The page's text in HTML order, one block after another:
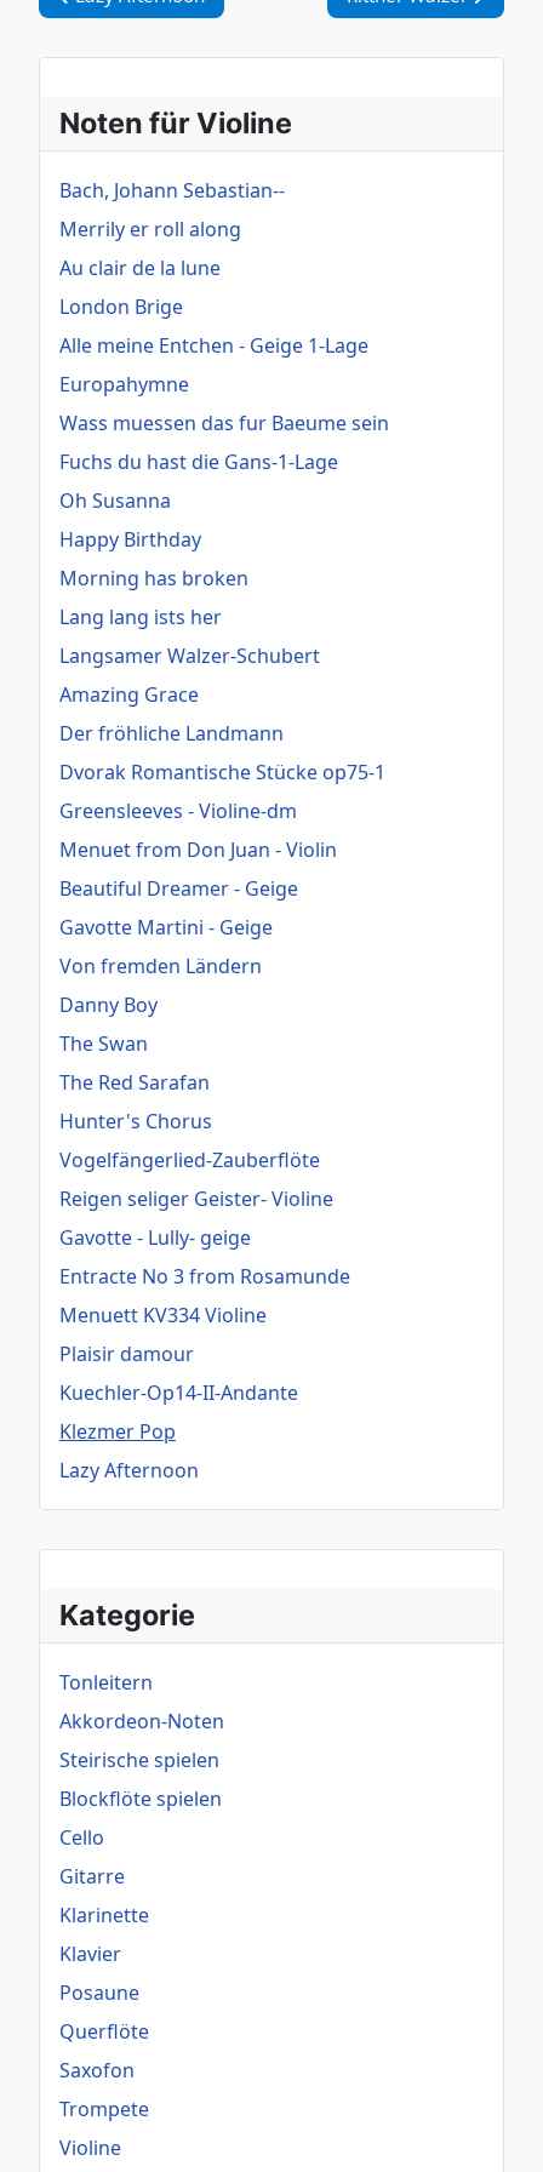
Kategorie
Tonleitern
Akkordeon-Noten
Steirische spielen
Blockflöte spielen
Cello
Gitarre
Klarinette
Klavier
Posaune
Querflöte
Saxofon
Trompete
Violine
Noten für Violine
Bach, Johann Sebastian--
Merrily er roll along
Au clair de la lune
London Brige
Alle meine Entchen - Geige 1-Lage
Europahymne
Wass muessen das fur Baeume sein
Fuchs du hast die Gans-1-Lage
Oh Susanna
Happy Birthday
Morning has broken
Lang lang ists her
Langsamer Walzer-Schubert
Amazing Grace
Der fröhliche Landmann
Dvorak Romantische Stücke op75-1
Greensleeves - Violine-dm
Menuet from Don Juan - Violin
Beautiful Dreamer - Geige
Gavotte Martini - Geige
Von fremden Ländern
Danny Boy
The Swan
The Red Sarafan
Hunter's Chorus
Vogelfängerlied-Zauberflöte
Reigen seliger Geister- Violine
Gavotte - Lully- geige
Entracte No 3 from Rosamunde
Menuett KV334 Violine
Plaisir damour
Kuechler-Op14-II-Andante
Klezmer Pop
Lazy Afternoon